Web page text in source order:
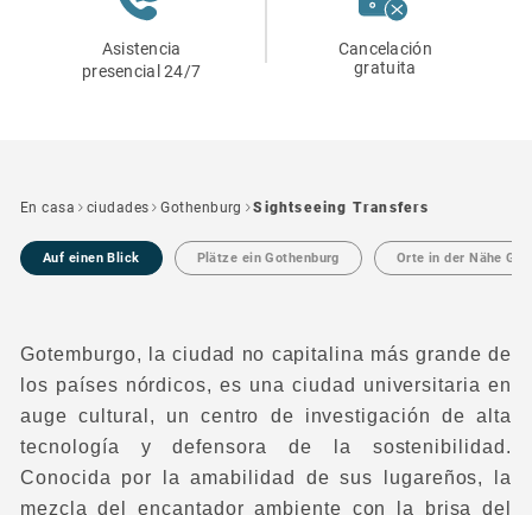
Cancelación
gratuita
Asistencia
presencial 24/7
En casa ciudades Gothenburg Sightseeing Transfers
Auf einen Blick Plätze ein Gothenburg Orte in der Nähe
Gotemburgo, la ciudad no capitalina más grande de
los países nórdicos, es una ciudad universitaria en
auge cultural, un centro de investigación de alta
tecnología y defensora de la sostenibilidad.
Conocida por la amabilidad de sus lugareños, la
mezcla del encantador ambiente con la brisa del